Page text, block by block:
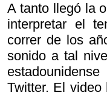
A tanto llegó la
interpretar el
correr de los
sonido a tal
Twitter. El